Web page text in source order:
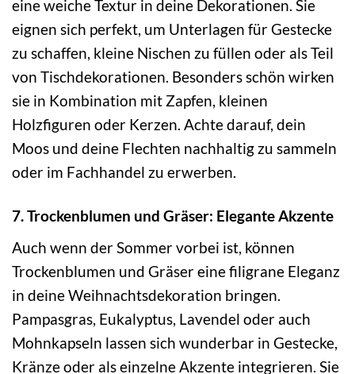
eine weiche Textur in deine Dekorationen. Sie
eignen sich perfekt, um Unterlagen für Gestecke
zu schaffen, kleine Nischen zu füllen oder als Teil
von Tischdekorationen. Besonders schön wirken
sie in Kombination mit Zapfen, kleinen
Holzfiguren oder Kerzen. Achte darauf, dein
Moos und deine Flechten nachhaltig zu sammeln
oder im Fachhandel zu erwerben.
7. Trockenblumen und Gräser: Elegante Akzente
Auch wenn der Sommer vorbei ist, können
Trockenblumen und Gräser eine filigrane Eleganz
in deine Weihnachtsdekoration bringen.
Pampasgras, Eukalyptus, Lavendel oder auch
Mohnkapseln lassen sich wunderbar in Gestecke,
Kränze oder als einzelne Akzente integrieren. Sie